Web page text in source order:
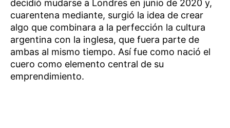
decidió mudarse a Londres en junio de 2020 y,
cuarentena mediante, surgió la idea de crear
algo que combinara a la perfección la cultura
argentina con la inglesa, que fuera parte de
ambas al mismo tiempo. Así fue como nació el
cuero como elemento central de su
emprendimiento.